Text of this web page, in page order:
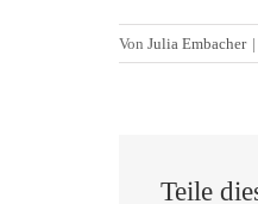
Von Julia Embacher |
Teile